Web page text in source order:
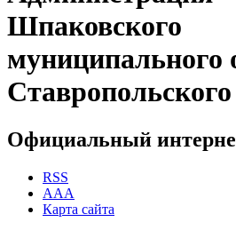
Шпаковского
муниципального
Официальный
RSS
AAA
Карта сайта